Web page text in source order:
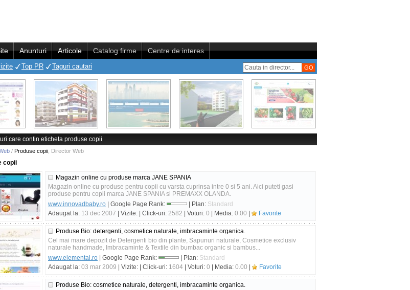
Anunturi Articole Catalog firme Centre de interes
Top PR Taguri cautari
care contin eticheta produse copii
/ Produse copii Director Web
copii
Magazin online cu produse marca JANE SPANIA
Magazin online cu produse pentru copii cu varsta cuprinsa intre 0 si 5 ani. Aici puteti gasi
produse pentru copii marca JANE SPANIA si PREMAXX OLANDA.
www.innovadbaby.ro | Google Page Rank: | Plan: Standard
Adaugat la: 13 dec 2007 | Vizite: | Click-uri: 2582 | Voturi: 0 | Media: 0.00 Favorite
Produse Bio: detergenti, cosmetice naturale, imbracaminte organica.
Cel mai mare depozit de Detergenti bio din plante, Sapunuri naturale, Cosmetice exclusiv
naturale handmade, Imbracaminte & Textile din bumbac organic si bambus...
www.elemental.ro | Google Page Rank: | Plan: Standard
Adaugat la: 03 mar 2009 | Vizite: | Click-uri: 1604 | Voturi: 0 | Media: 0.00 Favorite
Produse Bio: cosmetice naturale, detergenti, imbracaminte organica.